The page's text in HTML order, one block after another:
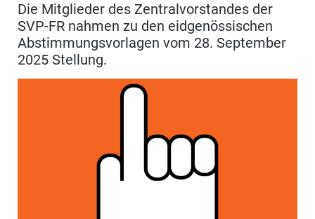
Die Mitglieder des Zentralvorstandes der
SVP-FR nahmen zu den eidgenössischen
Abstimmungsvorlagen vom 28. September
2025 Stellung.